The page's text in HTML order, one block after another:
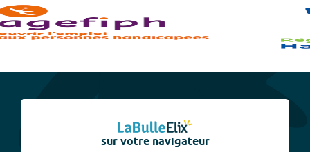
sur votre navigateur